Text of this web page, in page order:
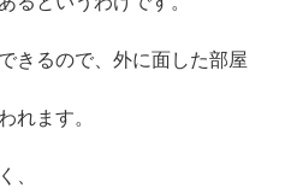
きるので、外に面した部屋
れます。
、